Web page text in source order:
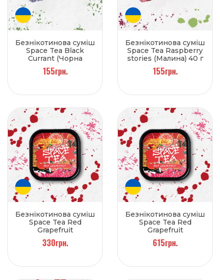
Безнікотинова суміш
Space Tea Black
Currant (Чорна
смородина) 40 г
155грн.
Безнікотинова суміш
Space Tea Raspberry
stories (Малина) 40 г
155грн.
Безнікотинова суміш
Space Tea Red
Grapefruit
(Грейпфрут) 100 г
330грн.
Безнікотинова суміш
Space Tea Red
Grapefruit
(Грейпфрут) 250 г
615грн.